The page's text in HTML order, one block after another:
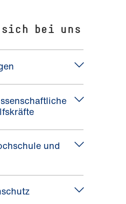
sich bei uns
und